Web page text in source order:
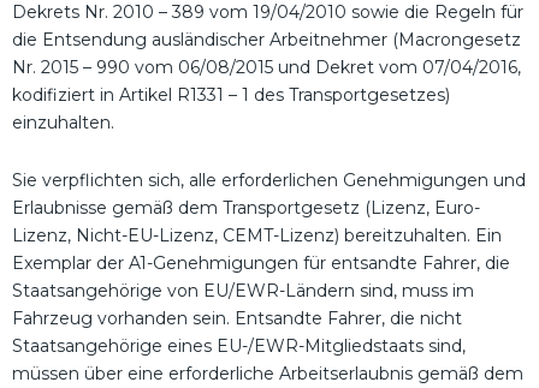
Dekrets Nr. 2010 – 389 vom 19/04/2010 sowie die Regeln für
die Entsendung ausländischer Arbeitnehmer (Macrongesetz
Nr. 2015 – 990 vom 06/08/2015 und Dekret vom 07/04/2016,
kodifiziert in Artikel R1331 – 1 des Transportgesetzes)
einzuhalten.
Sie verpflichten sich, alle erforderlichen Genehmigungen und
Erlaubnisse gemäß dem Transportgesetz (Lizenz, Euro-
Lizenz, Nicht-EU-Lizenz, CEMT-Lizenz) bereitzuhalten. Ein
Exemplar der A1-Genehmigungen für entsandte Fahrer, die
Staatsangehörige von EU/EWR-Ländern sind, muss im
Fahrzeug vorhanden sein. Entsandte Fahrer, die nicht
Staatsangehörige eines EU-/EWR-Mitgliedstaats sind,
müssen über eine erforderliche Arbeitserlaubnis gemäß dem